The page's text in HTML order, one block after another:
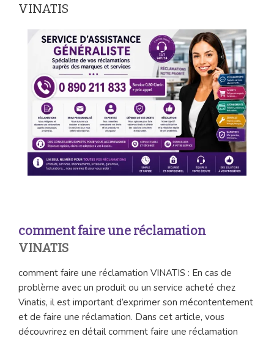
VINATIS
comment faire une réclamation
VINATIS
comment faire une réclamation VINATIS : En cas de
problème avec un produit ou un service acheté chez
Vinatis, il est important d’exprimer son mécontentement
et de faire une réclamation. Dans cet article, vous
découvrirez en détail comment faire une réclamation